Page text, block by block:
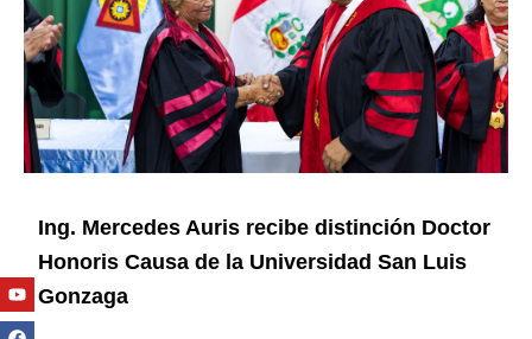
Ing. Mercedes Auris recibe distinción Doctor
Honoris Causa de la Universidad San Luis
Gonzaga
Youtube
Facebook
Twitter
Linkedin
Instagram